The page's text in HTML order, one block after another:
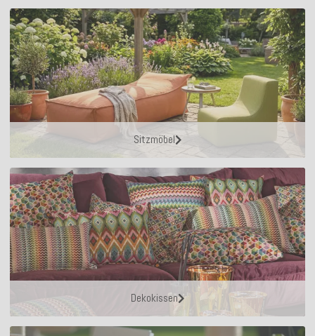
Sitzmöbel
Dekokissen